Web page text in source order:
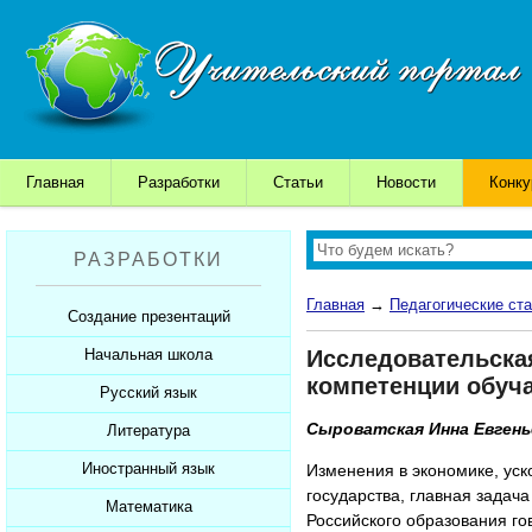
Главная Разработки Статьи Новости
РАЗРАБОТКИ
Создание презентаций
Шаблоны для презентаций
Советы начинающим
Советы дедушки
К презентации...
Начальная школа
Уроки
Презентации
Мультимедийные тесты
Печатные тесты
Русский язык
Уроки
Презентации
Мультимедийные тесты
Литература
Уроки
Презентации
Иностранный язык
Уроки
Математика
Главная → Педагогические
компетенции
Сыроватская Инна
Изменения в экономике,
государства, главная
Российского образования